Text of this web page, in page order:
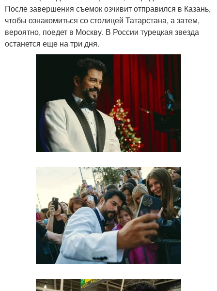
После завершения съемок озчивит отправился в Казань,
чтобы ознакомиться со столицей Татарстана, а затем,
вероятно, поедет в Москву. В России турецкая звезда
останется еще на три дня.